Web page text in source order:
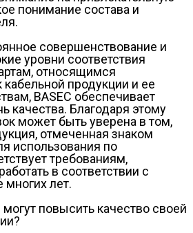
понимание состава и
совершенствование и
уровни соответствия
относящимся
продукции и ее
BASEC обеспечивает
качества. Благодаря этому
может быть уверена в том,
отмеченная знаком
использования по
требованиям,
в соответствии с
многих лет.
повысить качество своей